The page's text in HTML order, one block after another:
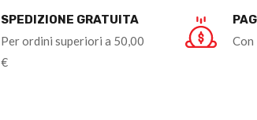
SPEDIZIONE GRATUITA
Per ordini superiori a 50,00
€
Con